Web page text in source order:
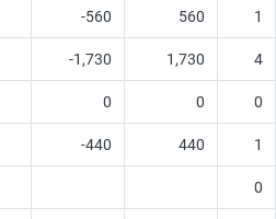
-560 560 1
-1,730 1,730 4
0 0 0
-440 440 1
0